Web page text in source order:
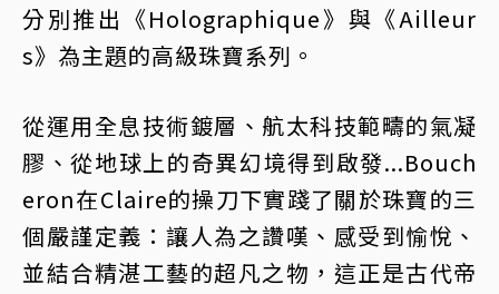
分別推出《Holographique》與《Ailleur
s》為主題的高級珠寶系列。
從運用全息技術鍍層、航太科技範疇的氣凝
膠、從地球上的奇異幻境得到啟發...Bouch
eron在Claire的操刀下實踐了關於珠寶的三
個嚴謹定義：讓人為之讚嘆、感受到愉悅、
並結合精湛工藝的超凡之物，這正是古代帝